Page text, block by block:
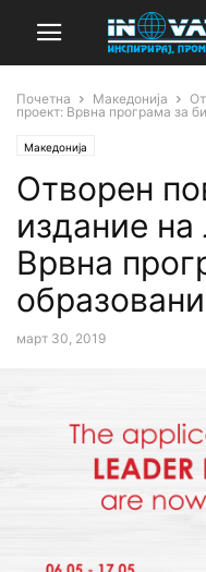
Почетна Македонија
проект: Врвна програма за
Македонија
Отворен
издание
Врвна
март 30, 2019